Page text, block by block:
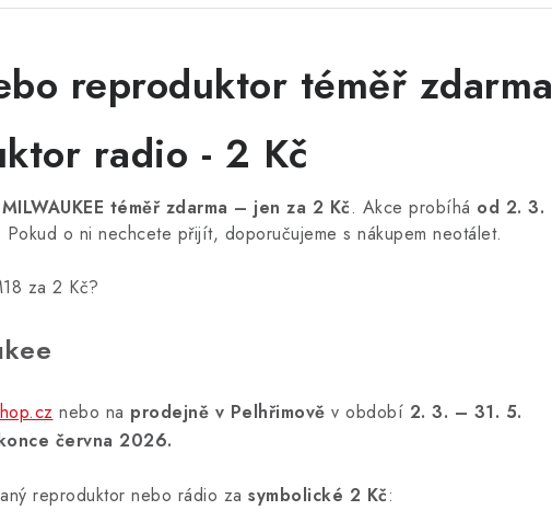
reproduktor téměř zdarma
téměř zdarma – jen za 2 Kč. Akce probíhá od 2. 3.
o ni nechcete přijít, doporučujeme s nákupem neotálet.
za 2 Kč?
nebo na prodejně v Pelhřimově v období 2. 3. – 31. 5.
června 2026.
reproduktor nebo rádio za symbolické 2 Kč: